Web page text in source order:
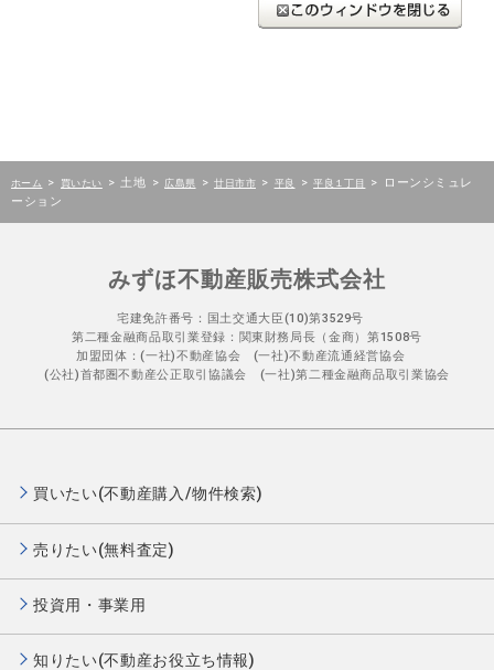
ホーム > 買いたい > 土地 > 広島県 > 廿日市市 > 平良 > 平良１丁目 >
ローンシミュレ
ーション
みずほ不動産販売株式会社
宅建免許番号：国土交通大臣(10)第3529号
第二種金融商品取引業登録：関東財務局長（金商）第1508号
加盟団体：(一社)不動産協会 (一社)不動産流通経営協会
(公社)首都圏不動産公正取引協議会 (一社)第二種金融商品取引業協会
買いたい(不動産購入/物件検索)
売りたい(無料査定)
投資用・事業用
知りたい(不動産お役立ち情報)